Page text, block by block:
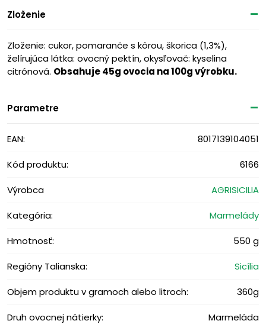
Zloženie
Zloženie: cukor, pomaranče s kôrou, škorica (1,3%),
želírujúca látka: ovocný pektín, okysľovač: kyselina
citrónová. Obsahuje 45g ovocia na 100g výrobku.
Parametre
EAN: 8017139104051
Kód produktu: 6166
Výrobca AGRISICILIA
Kategória: Marmelády
Hmotnosť: 550 g
Regióny Talianska: Sicília
Objem produktu v gramoch alebo litroch: 360g
Druh ovocnej nátierky: Marmeláda